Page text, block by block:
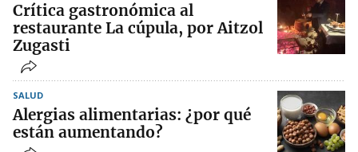
Crítica gastronómica al
restaurante La cúpula, por Aitzol
Zugasti
SALUD
Alergias alimentarias: ¿por qué
están aumentando?